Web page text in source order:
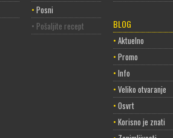
• Posni
• Pošaljite recept
BLOG
• Aktuelno
• Promo
• Info
• Veliko otvaranje
• Osvrt
• Korisno je znati